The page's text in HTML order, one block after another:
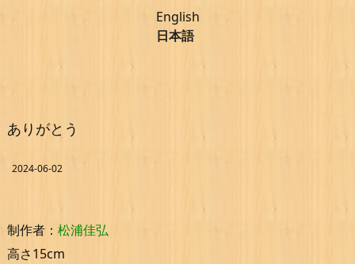
English
日本語
ありがとう
2024-06-02
制作者： 松浦佳弘
高さ15cm